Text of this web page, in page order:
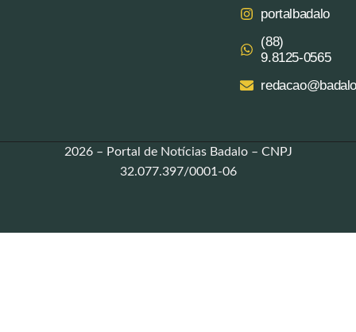
portalbadalo
(88)
9.8125‑0565‬
2026 – Portal de Notícias Badalo – CNPJ
32.077.397/0001-06